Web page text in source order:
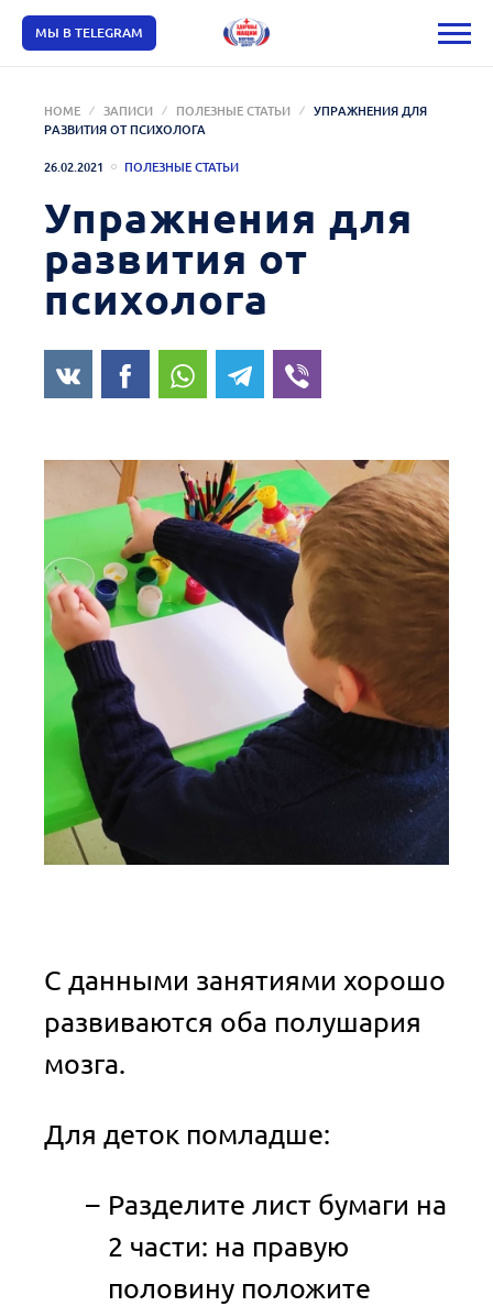
МЫ В TELEGRAM
HOME ЗАПИСИ ПОЛЕЗНЫЕ СТАТЬИ
УПРАЖНЕНИЯ ДЛЯ
РАЗВИТИЯ ОТ ПСИХОЛОГА
26.02.2021
ПОЛЕЗНЫЕ СТАТЬИ
Упражнения для
развития от
психолога
С данными занятиями хорошо
развиваются оба полушария
мозга.
Для деток помладше:
Разделите лист бумаги на
2 части: на правую
половину положите